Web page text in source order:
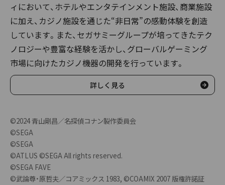
ィにおいて、ホテルやエンタテインメント施設、商業施設
に加え、カジノ施設を通じた“非日常”の感動体験を創造
しています。また、セガサミーグループが培ってきたテク
ノロジーや豊富な経験を活かし、グローバルゲーミング
市場に向けたカジノ機器の開発を行っています。
詳しく見る
©2024 青山剛昌／名探偵コナン製作委員会
©SEGA
©SEGA
©ATLUS ©SEGA All rights reserved.
©SEGA FAVE
©武論尊・原哲夫／コアミックス 1983, ©COAMIX 2007 版権許諾証